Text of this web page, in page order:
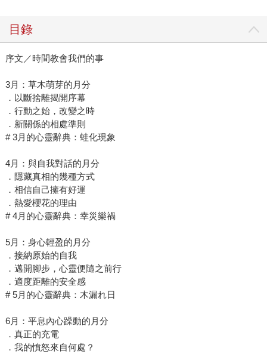
目錄
序文／時間教會我們的事
3月：草木萌芽的月分
．以斷捨離揭開序幕
．行動之始，改變之時
．新關係的相處準則
# 3月的心靈辭典：蛙化現象
4月：與自我對話的月分
．隱藏真相的幾種方式
．相信自己擁有好運
．熱愛櫻花的理由
# 4月的心靈辭典：幸災樂禍
5月：身心輕盈的月分
．接納原始的自我
．邁開腳步，心靈便隨之前行
．適度距離的安全感
# 5月的心靈辭典：木漏れ日
6月：平息內心躁動的月分
．真正的充電
．我的憤怒來自何處？